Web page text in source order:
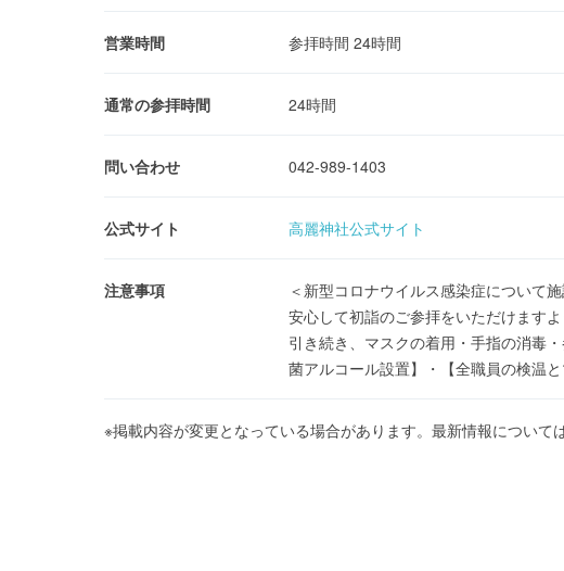
営業時間 参拝時間 24時間
通常の参拝時間 24時間
問い合わせ 042-989-1403
公式サイト 高麗神社公式サイト
注意事項
＜新型コロナウイルス感染症について
安心して初詣のご参拝をいただけます
引き続き、マスクの着用・手指の消毒
菌アルコール設置】・【全職員の検温
※掲載内容が変更となっている場合があります。最新情報について